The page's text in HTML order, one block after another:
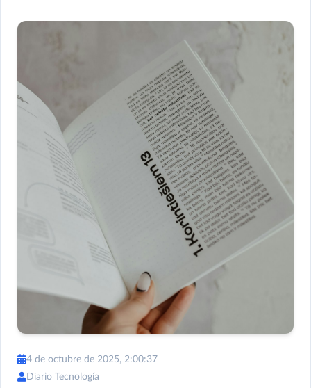
4 de octubre de 2025, 2:00:37
Diario Tecnología